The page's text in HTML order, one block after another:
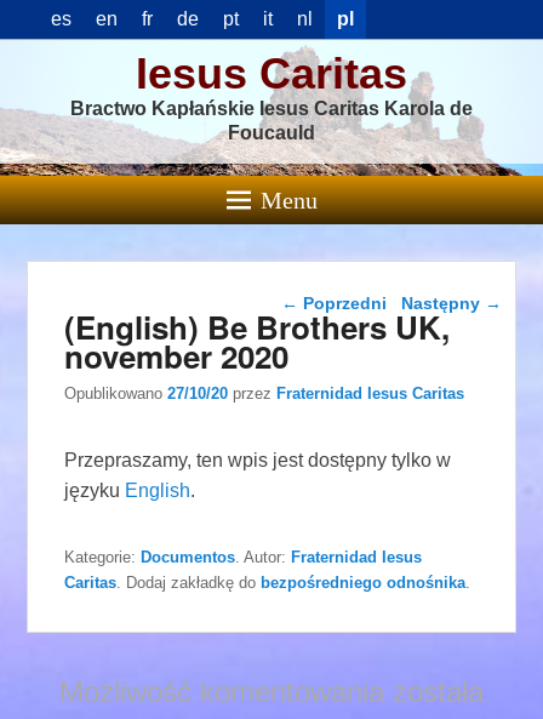
es en fr de pt it nl pl
Iesus Caritas
Bractwo Kapłańskie Iesus Caritas Karola de
Foucauld
Menu
Nawigacja wpisu
← Poprzedni Następny →
(English) Be Brothers UK,
november 2020
Opublikowano27/10/20 przezFraternidad Iesus Caritas
Przepraszamy, ten wpis jest dostępny tylko w
języku English.
Kategorie:Documentos . Autor:Fraternidad Iesus
Caritas . Dodaj zakładkę do bezpośredniego odnośnika
Możliwość komentowania została